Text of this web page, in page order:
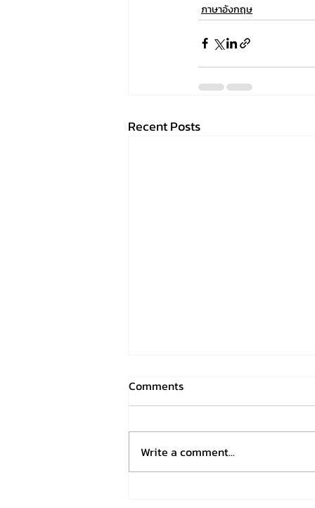
ภาษาอังกฤษ
Recent Posts
English Basics: Tenses
Comments
Write a comment...